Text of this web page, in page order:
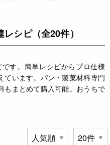
レシピ（全20件）
す。簡単レシピからプロ仕様
ています。パン・製菓材料専門
もまとめて購入可能。おうちで